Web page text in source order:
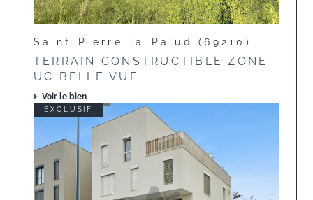
Saint-Pierre-la-Palud (69210)
TERRAIN CONSTRUCTIBLE ZONE
UC BELLE VUE
Voir le bien
EXCLUSIF